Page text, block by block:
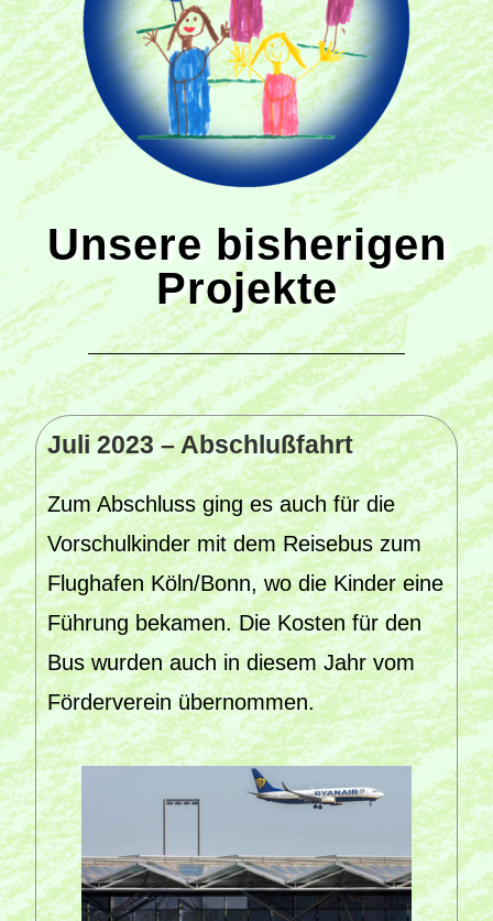
Unsere bisherigen
Projekte
Juli 2023 – Abschlußfahrt
Zum Abschluss ging es auch für die
Vorschulkinder mit dem Reisebus zum
Flughafen Köln/Bonn, wo die Kinder eine
Führung bekamen. Die Kosten für den
Bus wurden auch in diesem Jahr vom
Förderverein übernommen.